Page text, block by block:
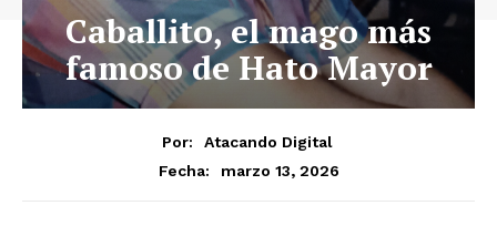
Caballito, el mago más
famoso de Hato Mayor
Por:
Atacando Digital
Fecha:
marzo 13, 2026